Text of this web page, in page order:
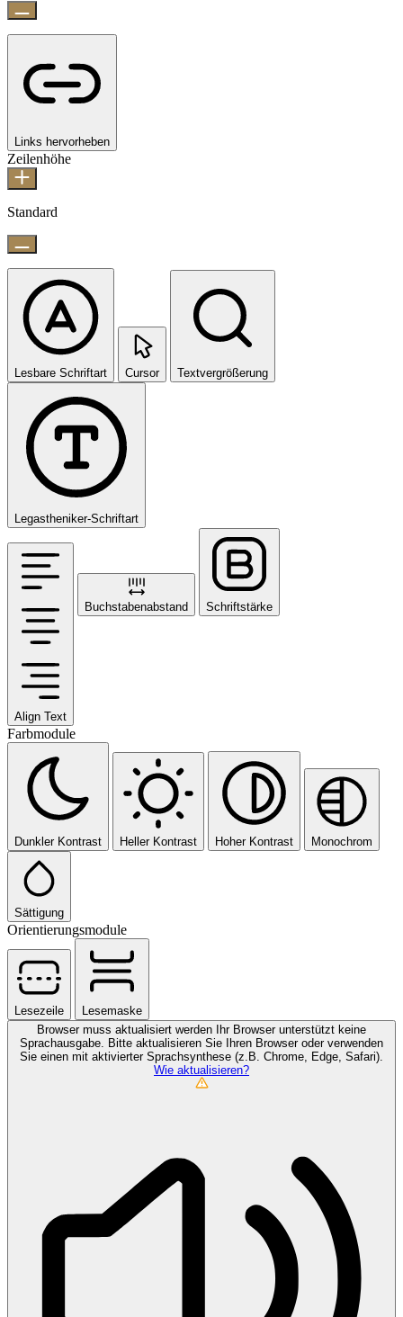
Links hervorheben
Zeilenhöhe
Standard
Lesbare Schriftart Cursor Textvergrößerung
Legastheniker-Schriftart
Align Text
Buchstabenabstand Schriftstärke
Farbmodule
Dunkler Kontrast Heller Kontrast Hoher Kontrast Monochrom
Sättigung
Orientierungsmodule
Lesezeile
Lesemaske
Browser muss aktualisiert werden
Ihr Browser unterstützt keine
Sprachausgabe. Bitte aktualisieren Sie Ihren Browser oder verwenden
Sie einen mit aktivierter Sprachsynthese (z.B. Chrome, Edge, Safari).
Wie aktualisieren?